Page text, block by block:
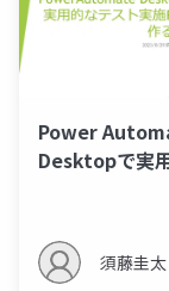
Power
Desktopで実
須藤圭太